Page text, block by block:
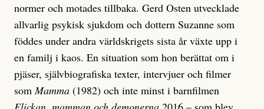
normer och motades tillbaka. Gerd Osten utvecklade
allvarlig psykisk sjukdom och dottern Suzanne som
föddes under andra världskrigets sista år växte upp i
en familj i kaos. En situation som hon berättat om i
pjäser, självbiografiska texter, intervjuer och filmer
somMamma (1982) och inte minst i barnfilmen